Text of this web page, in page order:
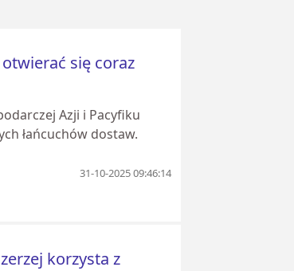
się coraz
Azji i Pacyfiku
łańcuchów dostaw.
31-10-2025 09:46:14
korzysta z